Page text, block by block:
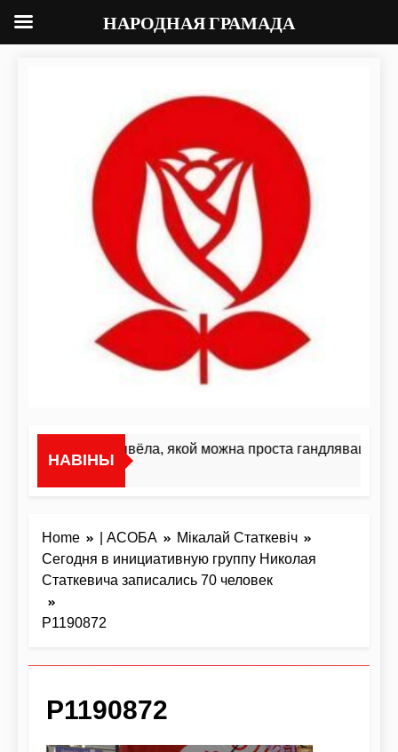
НАВІНЫ
«Я не жывёла, якой можна проста гандляваць»У
Home | АСОБА
Мікалай Статкевіч
Сегодня в инициативную группу Николая
Статкевича записались 70 человек
P1190872
P1190872
НАРОДНАЯ ГРАМАДА